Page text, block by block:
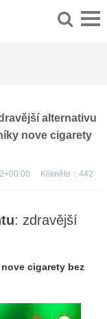
alternativu
nove cigarety
Klikněte： 442
: zdravější
nove cigarety bez